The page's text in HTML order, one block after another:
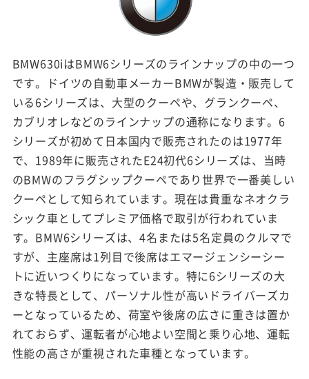
BMW630iはBMW6シリーズのラインナップの中の一つ
です。ドイツの自動車メーカーBMWが製造・販売して
いる6シリーズは、大型のクーペや、グランクーペ、
カブリオレなどのラインナップの通称になります。6
シリーズが初めて日本国内で販売されたのは1977年
で、1989年に販売されたE24初代6シリーズは、当時
のBMWのフラグシップクーペであり世界で一番美しい
クーペとして知られています。現在は貴重なネオクラ
シック車としてプレミア価格で取引が行われていま
す。BMW6シリーズは、4名または5名定員のクルマで
すが、主座席は1列目で後席はエマージェンシーシー
トに近いつくりになっています。特に6シリーズの大
きな特長として、パーソナル性が高いドライバーズカ
ーとなっているため、荷室や後席の広さに重きは置か
れておらず、運転者が心地よい空間と乗り心地、運転
性能の高さが重視された車種となっています。